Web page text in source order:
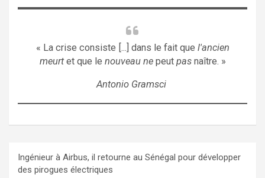
« La crise consiste [...] dans le fait que l'ancien
meurtet que le nouveau nepeut pasnaître. »
Antonio Gramsci
Ingénieur à Airbus, il retourne au Sénégal pour développer
des pirogues électriques